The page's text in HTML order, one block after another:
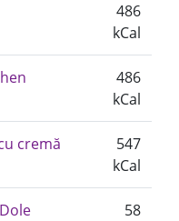
486
kCal
486
kCal
cremă
547
kCal
58